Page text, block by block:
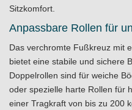
Sitzkomfort.
Anpassbare Rollen für
Das verchromte Fußkreuz mit
bietet eine stabile und sichere
Doppelrollen sind für weiche
oder spezielle harte Rollen für
einer Tragkraft von bis zu 200